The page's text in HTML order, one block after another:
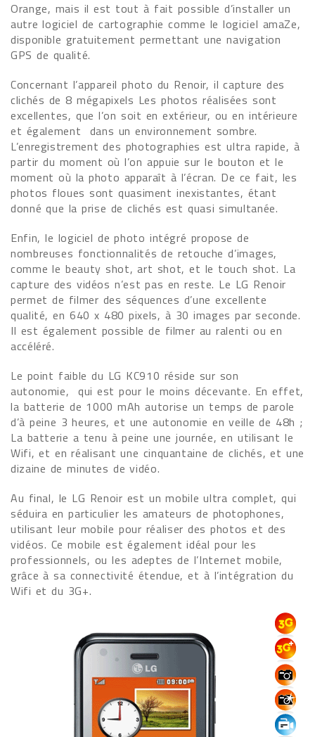
Orange, mais il est tout à fait possible d’installer un
autre logiciel de cartographie comme le logiciel amaZe,
disponible gratuitement permettant une navigation
GPS de qualité.
Concernant l’appareil photo du Renoir, il capture des
clichés de 8 mégapixels Les photos réalisées sont
excellentes, que l’on soit en extérieur, ou en intérieure
et également dans un environnement sombre.
L’enregistrement des photographies est ultra rapide, à
partir du moment où l’on appuie sur le bouton et le
moment où la photo apparaît à l’écran. De ce fait, les
photos floues sont quasiment inexistantes, étant
donné que la prise de clichés est quasi simultanée.
Enfin, le logiciel de photo intégré propose de
nombreuses fonctionnalités de retouche d’images,
comme le beauty shot, art shot, et le touch shot. La
capture des vidéos n’est pas en reste. Le LG Renoir
permet de filmer des séquences d’une excellente
qualité, en 640 x 480 pixels, à 30 images par seconde.
Il est également possible de filmer au ralenti ou en
accéléré.
Le point faible du LG KC910 réside sur son
autonomie, qui est pour le moins décevante. En effet,
la batterie de 1000 mAh autorise un temps de parole
d’à peine 3 heures, et une autonomie en veille de 48h ;
La batterie a tenu à peine une journée, en utilisant le
Wifi, et en réalisant une cinquantaine de clichés, et une
dizaine de minutes de vidéo.
Au final, le LG Renoir est un mobile ultra complet, qui
séduira en particulier les amateurs de photophones,
utilisant leur mobile pour réaliser des photos et des
vidéos. Ce mobile est également idéal pour les
professionnels, ou les adeptes de l’Internet mobile,
grâce à sa connectivité étendue, et à l’intégration du
Wifi et du 3G+.